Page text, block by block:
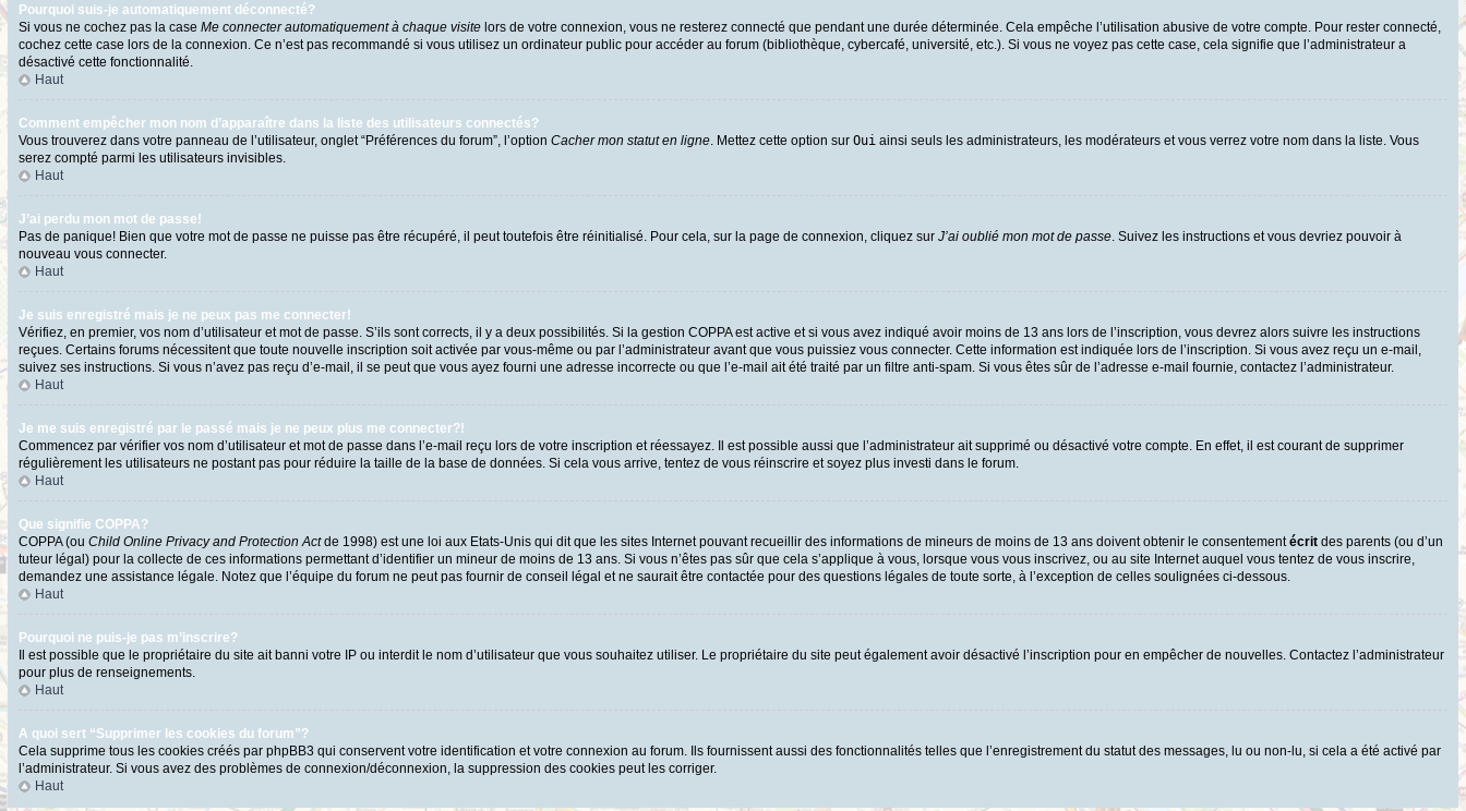
Pourquoi suis-je automatiquement déconnecté?
Si vous ne cochez pas la case Me connecter automatiquement à chaque visite lors de votre connexion, vous ne resterez connecté que pendant une durée déterminée. Cela empêche l’utilisation abusive de votre compte. Pour rester connecté,
cochez cette case lors de la connexion. Ce n’est pas recommandé si vous utilisez un ordinateur public pour accéder au forum (bibliothèque, cybercafé, université, etc.). Si vous ne voyez pas cette case, cela signifie que l’administrateur a
désactivé cette fonctionnalité.
Haut
Comment empêcher mon nom d’apparaître dans la liste des utilisateurs connectés?
Vous trouverez dans votre panneau de l’utilisateur, onglet “Préférences du forum”, l’option Cacher mon statut en ligne . Mettez cette option sur Oui ainsi seuls les administrateurs, les modérateurs et vous verrez votre nom dans la liste. Vous
serez compté parmi les utilisateurs invisibles.
Haut
J’ai perdu mon mot de passe!
Pas de panique! Bien que votre mot de passe ne puisse pas être récupéré, il peut toutefois être réinitialisé. Pour cela, sur la page de connexion, cliquez sur J’ai oublié mon mot de passe . Suivez les instructions et vous devriez pouvoir à
nouveau vous connecter.
Haut
Je suis enregistré mais je ne peux pas me connecter!
Vérifiez, en premier, vos nom d’utilisateur et mot de passe. S’ils sont corrects, il y a deux possibilités. Si la gestion COPPA est active et si vous avez indiqué avoir moins de 13 ans lors de l’inscription, vous devrez alors suivre les instructions
reçues. Certains forums nécessitent que toute nouvelle inscription soit activée par vous-même ou par l’administrateur avant que vous puissiez vous connecter. Cette information est indiquée lors de l’inscription. Si vous avez reçu un e-mail,
suivez ses instructions. Si vous n’avez pas reçu d’e-mail, il se peut que vous ayez fourni une adresse incorrecte ou que l’e-mail ait été traité par un filtre anti-spam. Si vous êtes sûr de l’adresse e-mail fournie, contactez l’administrateur.
Haut
Je me suis enregistré par le passé mais je ne peux plus me connecter?!
Commencez par vérifier vos nom d’utilisateur et mot de passe dans l’e-mail reçu lors de votre inscription et réessayez. Il est possible aussi que l’administrateur ait supprimé ou désactivé votre compte. En effet, il est courant de supprimer
régulièrement les utilisateurs ne postant pas pour réduire la taille de la base de données. Si cela vous arrive, tentez de vous réinscrire et soyez plus investi dans le forum.
Haut
Que signifie COPPA?
COPPA (ou Child Online Privacy and Protection Actde 1998) est une loi aux Etats-Unis qui dit que les sites Internet pouvant recueillir des informations de mineurs de moins de 13 ans doivent obtenir le consentementécrit des parents (ou d’un
tuteur légal) pour la collecte de ces informations permettant d’identifier un mineur de moins de 13 ans. Si vous n’êtes pas sûr que cela s’applique à vous, lorsque vous vous inscrivez, ou au site Internet auquel vous tentez de vous inscrire,
demandez une assistance légale. Notez que l’équipe du forum ne peut pas fournir de conseil légal et ne saurait être contactée pour des questions légales de toute sorte, à l’exception de celles soulignées ci-dessous.
Haut
Pourquoi ne puis-je pas m’inscrire?
Il est possible que le propriétaire du site ait banni votre IP ou interdit le nom d’utilisateur que vous souhaitez utiliser. Le propriétaire du site peut également avoir désactivé l’inscription pour en empêcher de nouvelles. Contactez l’administrateur
pour plus de renseignements.
Haut
A quoi sert “Supprimer les cookies du forum”?
Cela supprime tous les cookies créés par phpBB3 qui conservent votre identification et votre connexion au forum. Ils fournissent aussi des fonctionnalités telles que l’enregistrement du statut des messages, lu ou non-lu, si cela a été activé par
l’administrateur. Si vous avez des problèmes de connexion/déconnexion, la suppression des cookies peut les corriger.
Haut